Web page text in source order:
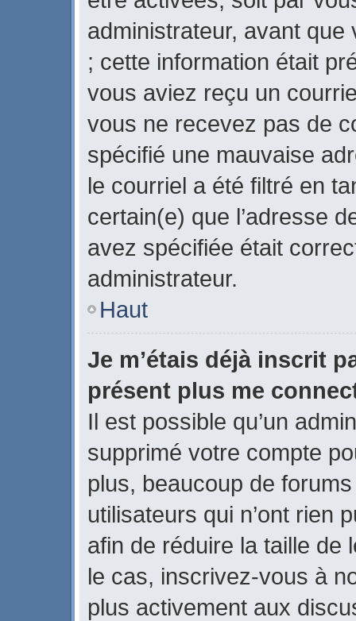
administrateur, avant
; cette information était
vous aviez reçu un
vous ne recevez pas de
spécifié une mauvaise
le courriel a été filtré en
certain(e) que l’adresse
avez spécifiée était
administrateur.
Haut
Je m’étais déjà inscrit
présent plus me
Il est possible qu’un
supprimé votre compte
plus, beaucoup de
utilisateurs qui n’ont rien
afin de réduire la taille de
le cas, inscrivez-vous à
plus activement aux